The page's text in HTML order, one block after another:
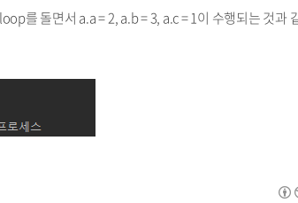
를 돌면서 a.a = 2, a.b = 3, a.c = 1이 수행되는 것과